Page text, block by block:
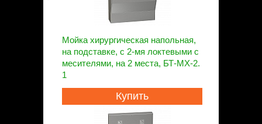
Мойка хирургическая напольная,
на подставке, с 2-мя локтевыми с
месителями, на 2 места, БТ-МХ-2.
1
Купить